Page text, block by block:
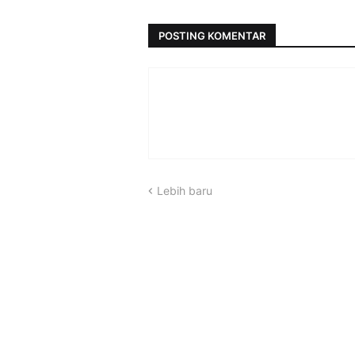
POSTING KOMENTAR
Lebih baru